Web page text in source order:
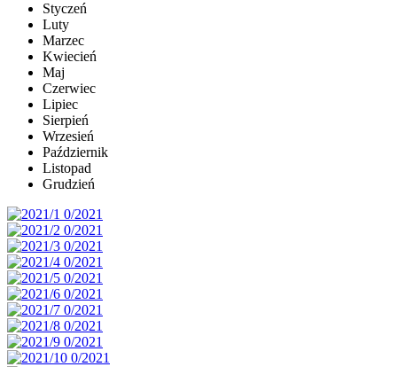
Styczeń
Luty
Marzec
Kwiecień
Maj
Czerwiec
Lipiec
Sierpień
Wrzesień
Październik
Listopad
Grudzień